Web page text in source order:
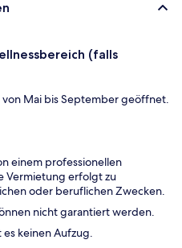
(falls
von Mai bis September geöffnet.
einem professionellen
Vermietung erfolgt zu
oder beruflichen Zwecken.
nicht garantiert werden.
keinen Aufzug.